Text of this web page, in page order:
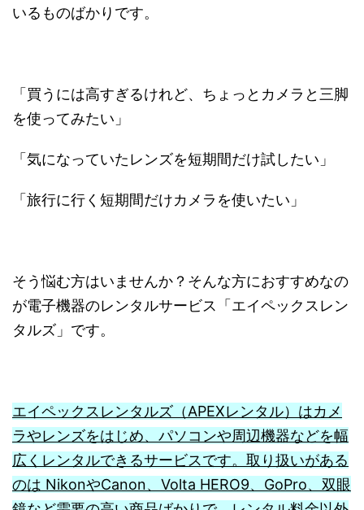
いるものばかりです。
「買うには高すぎるけれど、ちょっとカメラと三脚
を使ってみたい」
「気になっていたレンズを短期間だけ試したい」
「旅行に行く短期間だけカメラを使いたい」
そう悩む方はいませんか？そんな方におすすめなの
が電子機器のレンタルサービス「エイペックスレン
タルズ」です。
エイペックスレンタルズ（APEXレンタル）はカメ
ラやレンズをはじめ、パソコンや周辺機器などを幅
広くレンタルできるサービスです。取り扱いがある
のは NikonやCanon、Volta HERO9、GoPro、双眼